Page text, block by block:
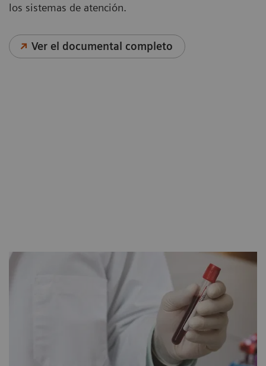
los sistemas de atención.
Ver el documental completo